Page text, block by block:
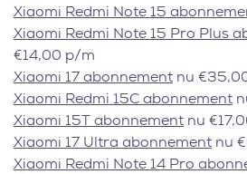
Xiaomi Redmi Note 15
Xiaomi Redmi Note 15 Pro Plus
€14,00 p/m
Xiaomi 17 abonnement nu
Xiaomi Redmi 15C abonnement
Xiaomi 15T abonnement nu
Xiaomi 17 Ultra abonnement nu
Xiaomi Redmi Note 14 Pro